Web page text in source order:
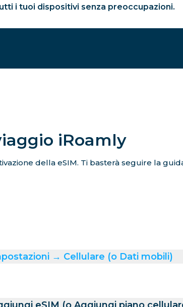
i tuoi dispositivi senza preoccupazioni.
iRoamly
della eSIM. Ti basterà seguire la
→ Cellulare (o Dati mobili)
eSIM (o Aggiungi piano